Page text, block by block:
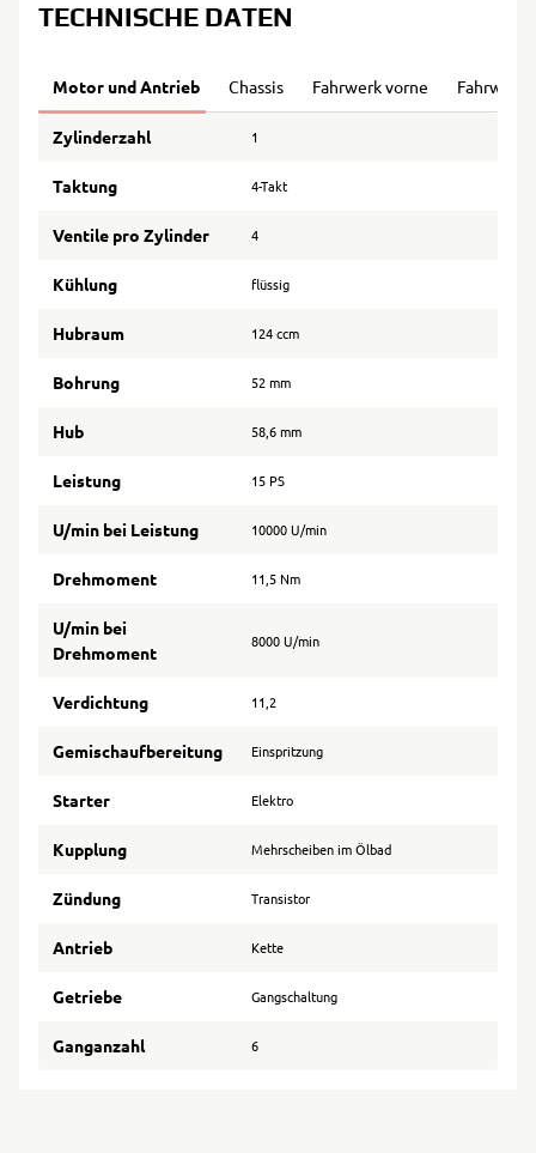
TECHNISCHE DATEN
Motor und Antrieb Chassis Fahrwerk vorne Fahrwerk
Zylinderzahl 1
Taktung 4-Takt
Ventile pro Zylinder 4
Kühlung flüssig
Hubraum 124 ccm
Bohrung 52 mm
Hub 58,6 mm
Leistung 15 PS
U/min bei Leistung 10000 U/min
Drehmoment 11,5 Nm
U/min bei
Drehmoment
8000 U/min
Verdichtung 11,2
Gemischaufbereitung Einspritzung
Starter Elektro
Kupplung Mehrscheiben im Ölbad
Zündung Transistor
Antrieb Kette
Getriebe Gangschaltung
Ganganzahl 6